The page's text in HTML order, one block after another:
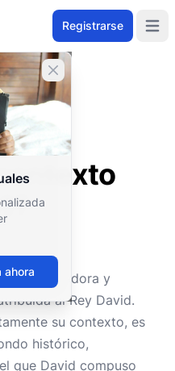
Registrarse
Cerrar banner
ahora
61?
conmovedora y
al Rey David.
su contexto, es
histórico,
que David compuso